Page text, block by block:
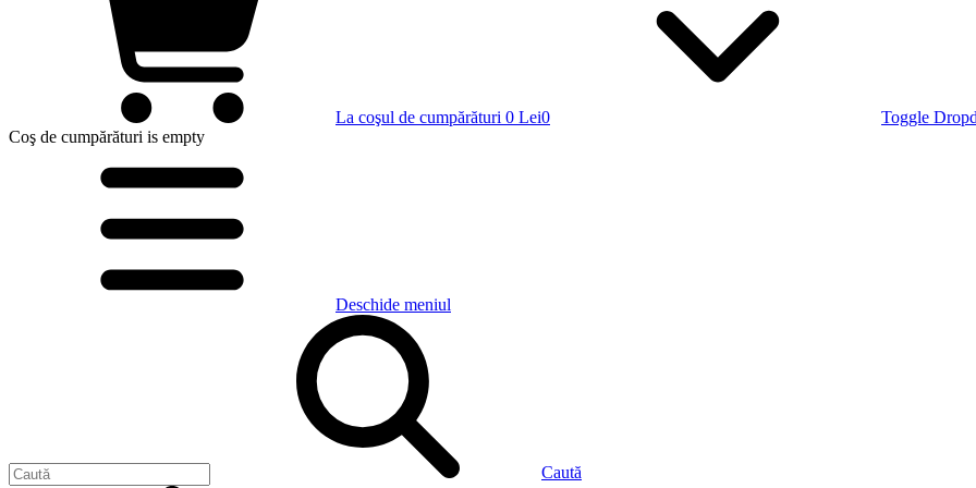
La coşul de cumpărături 0 Lei0
Toggle
Coş de cumpărături is empty
Deschide meniul
Caută